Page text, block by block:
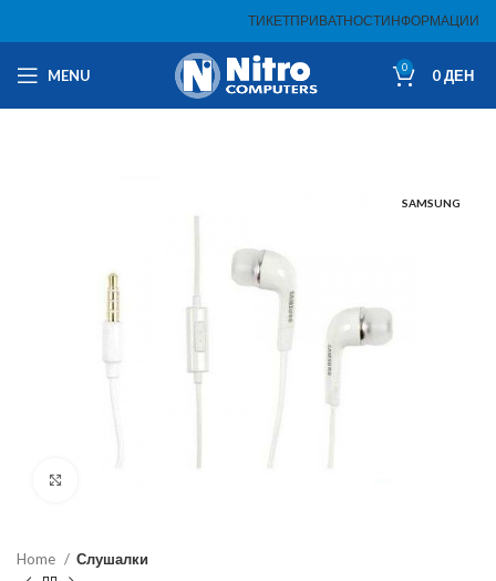
ТИКЕТПРИВАТНОСТИНФОРМАЦИИ
MENU 0 0ДЕН
SAMSUNG
Home Слушалки